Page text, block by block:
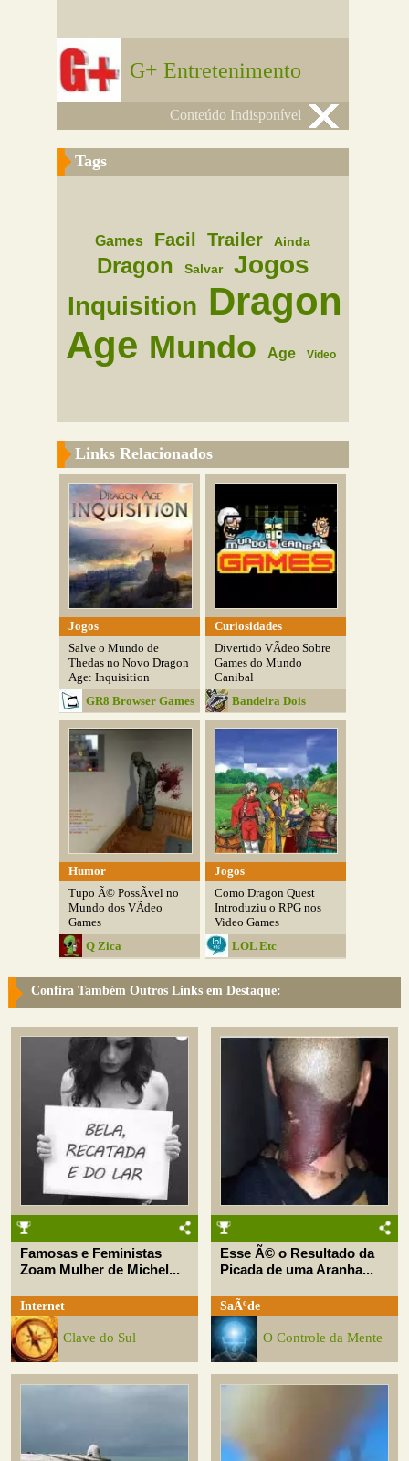
G+ Entretenimento
Conteúdo Indisponível
Tags
Games Facil Trailer Ainda
Dragon Salvar
Jogos
Inquisition Dragon
Age Mundo Age Video
Links Relacionados
Jogos
Salve o Mundo de
Thedas no Novo Dragon
Age: Inquisition
GR8 Browser Games
Curiosidades
Divertido VÃ­deo Sobre
Games do Mundo
Canibal
Bandeira Dois
Humor
Tupo Ã© PossÃ­vel no
Mundo dos VÃ­deo
Games
Q Zica
Jogos
Como Dragon Quest
Introduziu o RPG nos
Video Games
LOL Etc
Confira Também Outros Links em Destaque:
Famosas e Feministas
Zoam Mulher de Michel...
Internet
Clave do Sul
Esse Ã© o Resultado da
Picada de uma Aranha...
SaÃºde
O Controle da Mente